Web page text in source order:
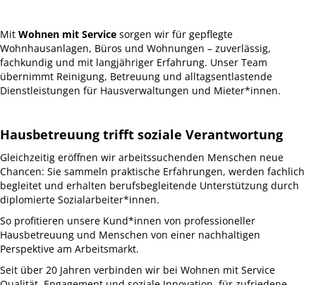
Mit Wohnen mit Service sorgen wir für gepflegte
Wohnhausanlagen, Büros und Wohnungen – zuverlässig,
fachkundig und mit langjähriger Erfahrung. Unser Team
übernimmt Reinigung, Betreuung und alltagsentlastende
Dienstleistungen für Hausverwaltungen und Mieter*innen.
Hausbetreuung trifft soziale Verantwortung
Gleichzeitig eröffnen wir arbeitssuchenden Menschen neue
Chancen: Sie sammeln praktische Erfahrungen, werden fachlich
begleitet und erhalten berufsbegleitende Unterstützung durch
diplomierte Sozialarbeiter*innen.
So profitieren unsere Kund*innen von professioneller
Hausbetreuung und Menschen von einer nachhaltigen
Perspektive am Arbeitsmarkt.
Seit über 20 Jahren verbinden wir bei Wohnen mit Service